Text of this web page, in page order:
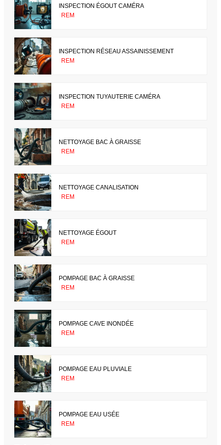
INSPECTION ÉGOUT CAMÉRA
REM
INSPECTION RÉSEAU ASSAINISSEMENT
REM
INSPECTION TUYAUTERIE CAMÉRA
REM
NETTOYAGE BAC À GRAISSE
REM
NETTOYAGE CANALISATION
REM
NETTOYAGE ÉGOUT
REM
POMPAGE BAC À GRAISSE
REM
POMPAGE CAVE INONDÉE
REM
POMPAGE EAU PLUVIALE
REM
POMPAGE EAU USÉE
REM